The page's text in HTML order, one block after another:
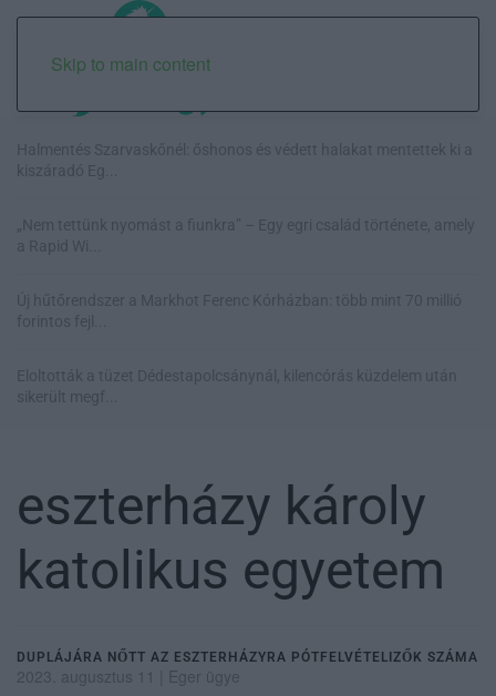
Skip to main content
Halmentés Szarvaskőnél: őshonos és védett halakat mentettek ki a
kiszáradó Eg...
„Nem tettünk nyomást a fiunkra” – Egy egri család története, amely
a Rapid Wi...
Új hűtőrendszer a Markhot Ferenc Kórházban: több mint 70 millió
forintos fejl...
Eloltották a tüzet Dédestapolcsánynál, kilencórás küzdelem után
sikerült megf...
eszterházy károly
katolikus egyetem
DUPLÁJÁRA NŐTT AZ ESZTERHÁZYRA PÓTFELVÉTELIZŐK SZÁMA
2023. augusztus 11
Eger ügye